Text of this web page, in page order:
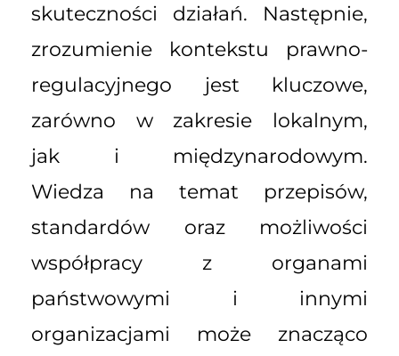
skuteczności działań. Następnie,
zrozumienie kontekstu prawno-
regulacyjnego jest kluczowe,
zarówno w zakresie lokalnym,
jak i międzynarodowym.
Wiedza na temat przepisów,
standardów oraz możliwości
współpracy z organami
państwowymi i innymi
organizacjami może znacząco